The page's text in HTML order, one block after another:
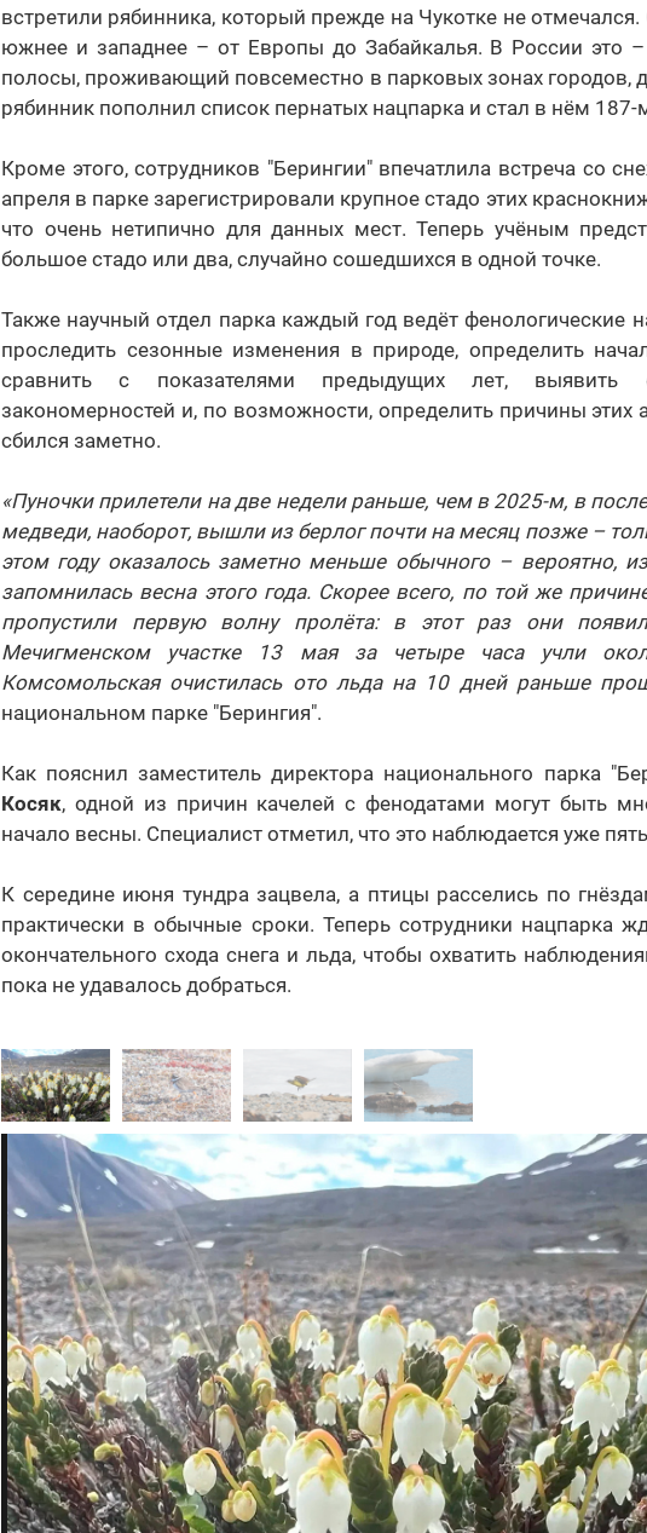
встретили рябинника, который прежде на Чукотке не
южнее и западнее – от Европы до Забайкалья. В России это
полосы, проживающий повсеместно в парковых зонах городов,
рябинник пополнил список пернатых нацпарка и стал в нём 187-
Кроме этого, сотрудников "Берингии" впечатлила встреча со
апреля в парке зарегистрировали крупное стадо этих
что очень нетипично для данных мест. Теперь учёным
большое стадо или два, случайно сошедшихся в одной точке.
Также научный отдел парка каждый год ведёт фенологические
проследить сезонные изменения в природе, определить
сравнить с показателями предыдущих лет,
закономерностей и, по возможности, определить причины этих
сбился заметно.
«Пуночки прилетели на две недели раньше, чем в 2025-м, в
медведи, наоборот, вышли из берлог почти на месяц позже –
этом году оказалось заметно меньше обычного – вероятно,
запомнилась весна этого года. Скорее всего, по той же
пропустили первую волну пролёта: в этот раз они
Мечигменском участке 13 мая за четыре часа учли
Комсомольская очистилась ото льда на 10 дней раньше
национальном парке "Берингия".
Как пояснил заместитель директора национального парка
Косяк, одной из причин качелей с фенодатами могут быть
начало весны. Специалист отметил, что это наблюдается уже
К середине июня тундра зацвела, а птицы расселись по
практически в обычные сроки. Теперь сотрудники нацпарка
окончательного схода снега и льда, чтобы охватить
пока не удавалось добраться.